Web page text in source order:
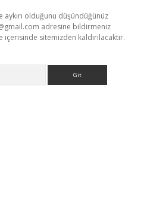
olduğunu düşündüğünüz
adresine bildirmeniz
sitemizden kaldırılacaktır.